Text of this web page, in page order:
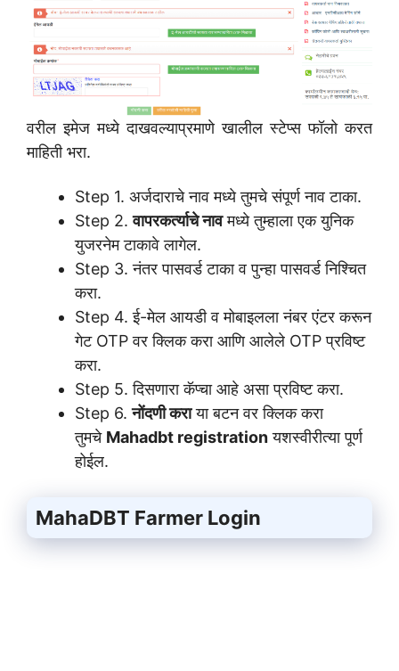
वरील इमेज मध्ये दाखवल्याप्रमाणे खालील स्टेप्स फॉलो करत
माहिती भरा.
Step 1. अर्जदाराचे नाव मध्ये तुमचे संपूर्ण नाव टाका.
Step 2.वापरकर्त्याचे नावमध्ये तुम्हाला एक युनिक
युजरनेम टाकावे लागेल.
Step 3. नंतर पासवर्ड टाका व पुन्हा पासवर्ड निश्चित
करा.
Step 4. ई-मेल आयडी व मोबाइलला नंबर एंटर करून
गेट OTP वर क्लिक करा आणि आलेले OTP प्रविष्ट
करा.
Step 5. दिसणारा कॅप्चा आहे असा प्रविष्ट करा.
Step 6.नोंदणी कराया बटन वर क्लिक करा
तुमचे Mahadbt registrationयशस्वीरीत्या पूर्ण
होईल.
MahaDBT Farmer Login